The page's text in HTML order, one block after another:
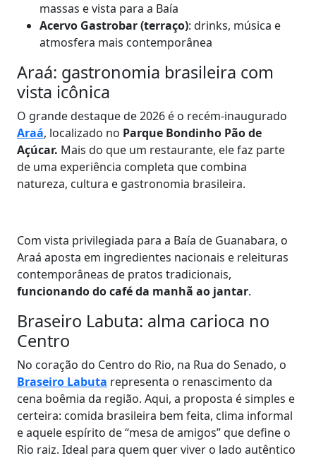
massas e vista para a Baía
Acervo Gastrobar (terraço): drinks, música e
atmosfera mais contemporânea
Araá: gastronomia brasileira com
vista icônica
O grande destaque de 2026 é o recém-inaugurado
Araá, localizado no Parque Bondinho Pão de
Açúcar. Mais do que um restaurante, ele faz parte
de uma experiência completa que combina
natureza, cultura e gastronomia brasileira.
Com vista privilegiada para a Baía de Guanabara, o
Araá aposta em ingredientes nacionais e releituras
contemporâneas de pratos tradicionais,
funcionando do café da manhã ao jantar.
Braseiro Labuta: alma carioca no
Centro
No coração do Centro do Rio, na Rua do Senado, o
Braseiro Labuta representa o renascimento da
cena boêmia da região. Aqui, a proposta é simples e
certeira: comida brasileira bem feita, clima informal
e aquele espírito de “mesa de amigos” que define o
Rio raiz. Ideal para quem quer viver o lado autêntico